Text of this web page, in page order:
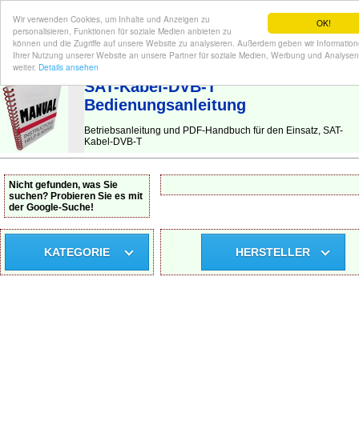
OK!
Wir verwenden Cookies, um Inhalte und Anzeigen zu
personalisieren, Funktionen für soziale Medien anbieten zu
können und die Zugriffe auf unsere Website zu analysieren. Außerdem geben wir
Ihrer Nutzung unserer Website an unsere Partner für soziale Medien, Werbung und Analysen
weiter. Details ansehen
BEDIENUNGSANLEITUNG | Hier finden Sie die deutsche Anleitung!
SAT-Kabel-DVB-T
Bedienungsanleitung
Betriebsanleitung und PDF-Handbuch für den Einsatz, SAT-
Kabel-DVB-T
Nicht gefunden, was Sie
suchen? Probieren Sie es mit
der Google-Suche!
KATEGORIE HERSTELLER